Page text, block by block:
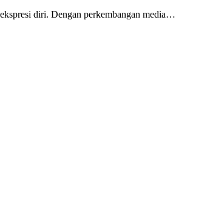
diri. Dengan perkembangan media…